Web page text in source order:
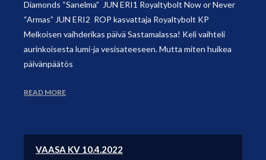
Diamonds “Sanelma” JUN ERI1 Royaltybolt Now or Never
“Armas” JUN ERI2 ROP kasvattaja Royaltybolt KP
Melkoisen vaihderikas päivä Sastamalassa! Keli vaihteli
aurinkoisesta lumi-ja vesisateeseen. Mutta miten huikea
päivänpäätös
READ MORE
VAASA KV 10.4.2022